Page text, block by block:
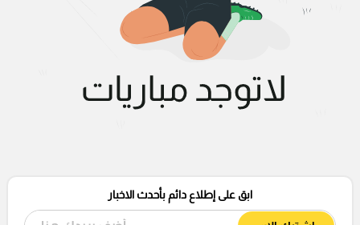
ابق على إطلاع دائم بأحدث الاخبار